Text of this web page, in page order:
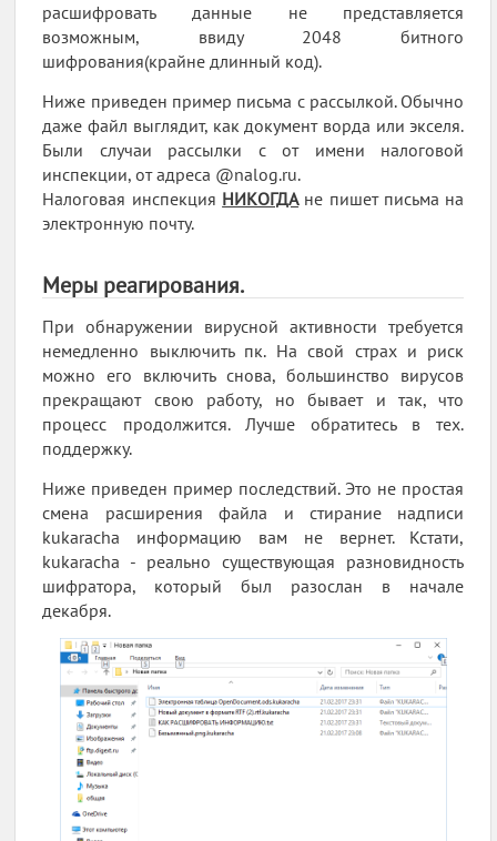
расшифровать данные не представляется
возможным, ввиду 2048 битного
шифрования(крайне длинный код).
Ниже приведен пример письма с рассылкой. Обычно
даже файл выглядит, как документ ворда или экселя.
Были случаи рассылки с от имени налоговой
инспекции, от адреса @nalog.ru.
Налоговая инспекция НИКОГДАне пишет письма на
электронную почту.
Меры реагирования.
При обнаружении вирусной активности требуется
немедленно выключить пк. На свой страх и риск
можно его включить снова, большинство вирусов
прекращают свою работу, но бывает и так, что
процесс продолжится. Лучше обратитесь в тех.
поддержку.
Ниже приведен пример последствий. Это не простая
смена расширения файла и стирание надписи
kukaracha информацию вам не вернет. Кстати,
kukaracha - реально существующая разновидность
шифратора, который был разослан в начале
декабря.